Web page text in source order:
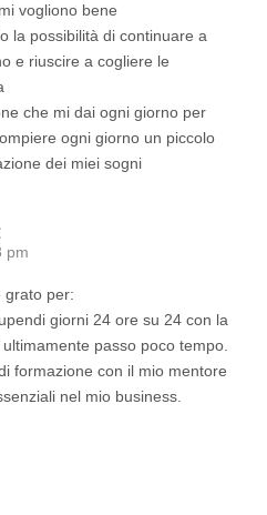
vogliono bene
la possibilità di continuare a
e riuscire a cogliere le
che mi dai ogni giorno per
ogni giorno un piccolo
dei miei sogni
pm
grato per:
giorni 24 ore su 24 con la
passo poco tempo.
formazione con il mio mentore
nel mio business.